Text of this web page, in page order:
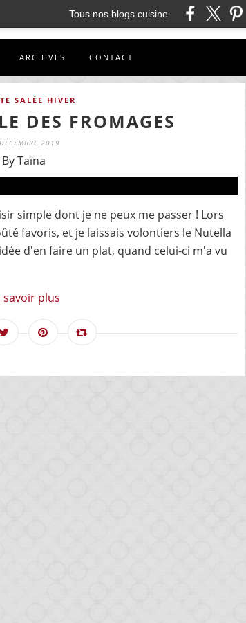
Tous nos blogs cuisine
ARCHIVES CONTACT
SALÉE HIVER
DES FROMAGES
2019
By Taïna
simple dont je ne peux me passer ! Lors
favoris, et je laissais volontiers le Nutella
d'en faire un plat, quand celui-ci m'a vu
savoir plus